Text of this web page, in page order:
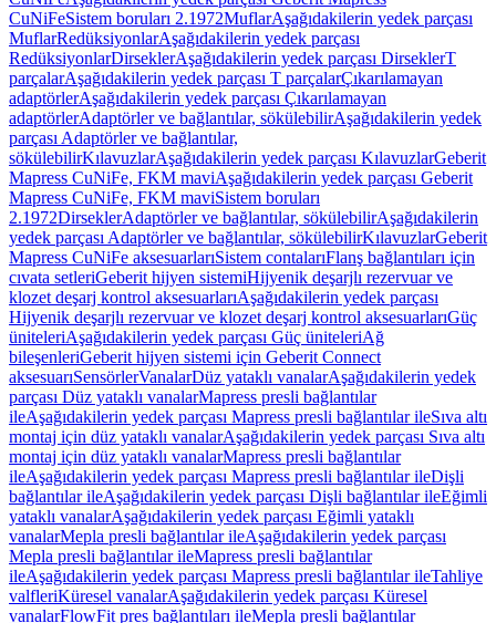
CuNiFeSistem boruları 2.1972MuflarAşağıdakilerin yedek parçası
MuflarRedüksiyonlarAşağıdakilerin yedek parçası
RedüksiyonlarDirseklerAşağıdakilerin yedek parçası DirseklerT
parçalarAşağıdakilerin yedek parçası T parçalarÇıkarılamayan
adaptörlerAşağıdakilerin yedek parçası Çıkarılamayan
adaptörlerAdaptörler ve bağlantılar, sökülebilirAşağıdakilerin yedek
parçası Adaptörler ve bağlantılar,
sökülebilirKılavuzlarAşağıdakilerin yedek parçası KılavuzlarGeberit
Mapress CuNiFe, FKM maviAşağıdakilerin yedek parçası Geberit
Mapress CuNiFe, FKM maviSistem boruları
2.1972DirseklerAdaptörler ve bağlantılar, sökülebilirAşağıdakilerin
yedek parçası Adaptörler ve bağlantılar, sökülebilirKılavuzlarGeberit
Mapress CuNiFe aksesuarlarıSistem contalarıFlanş bağlantıları için
cıvata setleriGeberit hijyen sistemiHijyenik deşarjlı rezervuar ve
klozet deşarj kontrol aksesuarlarıAşağıdakilerin yedek parçası
Hijyenik deşarjlı rezervuar ve klozet deşarj kontrol aksesuarlarıGüç
üniteleriAşağıdakilerin yedek parçası Güç üniteleriAğ
bileşenleriGeberit hijyen sistemi için Geberit Connect
aksesuarıSensörlerVanalarDüz yataklı vanalarAşağıdakilerin yedek
parçası Düz yataklı vanalarMapress presli bağlantılar
ileAşağıdakilerin yedek parçası Mapress presli bağlantılar ileSıva altı
montaj için düz yataklı vanalarAşağıdakilerin yedek parçası Sıva altı
montaj için düz yataklı vanalarMapress presli bağlantılar
ileAşağıdakilerin yedek parçası Mapress presli bağlantılar ileDişli
bağlantılar ileAşağıdakilerin yedek parçası Dişli bağlantılar ileEğimli
yataklı vanalarAşağıdakilerin yedek parçası Eğimli yataklı
vanalarMepla presli bağlantılar ileAşağıdakilerin yedek parçası
Mepla presli bağlantılar ileMapress presli bağlantılar
ileAşağıdakilerin yedek parçası Mapress presli bağlantılar ileTahliye
valfleriKüresel vanalarAşağıdakilerin yedek parçası Küresel
vanalarFlowFit pres bağlantıları ileMepla presli bağlantılar